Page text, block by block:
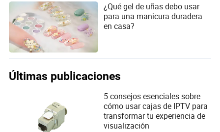
¿Qué gel de uñas debo usar
para una manicura duradera
en casa?
Últimas publicaciones
5 consejos esenciales sobre
cómo usar cajas de IPTV para
transformar tu experiencia de
visualización